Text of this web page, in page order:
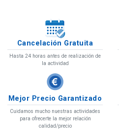
Cancelación Gratuita
Hasta 24 horas antes de realización de
la actividad
Mejor Precio Garantizado
Cuidamos mucho nuestras actividades
para ofrecerte la mejor relación
calidad/precio